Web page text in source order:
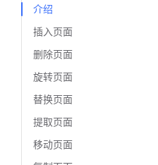
介绍
插入页面
删除页面
旋转页面
替换页面
提取页面
移动页面